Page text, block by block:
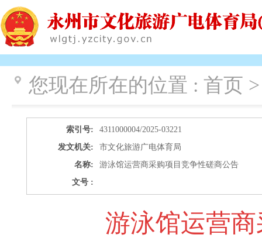
您现在所在的位置 : 首页
索引号:
4311000004/2025-03221
发文机关:
市文化旅游广电体育局
名称:
游泳馆运营商采购项目竞争性磋商公告
文号 :
游泳馆运营